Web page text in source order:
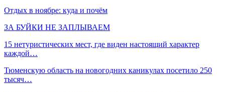
Отдых в ноябре: куда и почём
ЗА БУЙКИ НЕ ЗАПЛЫВАЕМ
15 нетуристических мест, где виден настоящий характер
каждой…
Тюменскую область на новогодних каникулах посетило 250
тысяч…